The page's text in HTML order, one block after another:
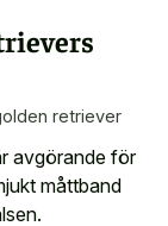
retriever
avgörande för
måttband